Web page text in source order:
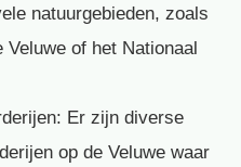
natuurgebieden, zoals
of het Nationaal
Er zijn diverse
op de Veluwe waar